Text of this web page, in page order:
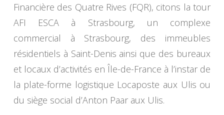
Financière des Quatre Rives (FQR), citons la tour
AFI ESCA à Strasbourg, un complexe
commercial à Strasbourg, des immeubles
résidentiels à Saint-Denis ainsi que des bureaux
et locaux d’activités en Île-de-France à l’instar de
la plate-forme logistique Locaposte aux Ulis ou
du siège social d’Anton Paar aux Ulis.